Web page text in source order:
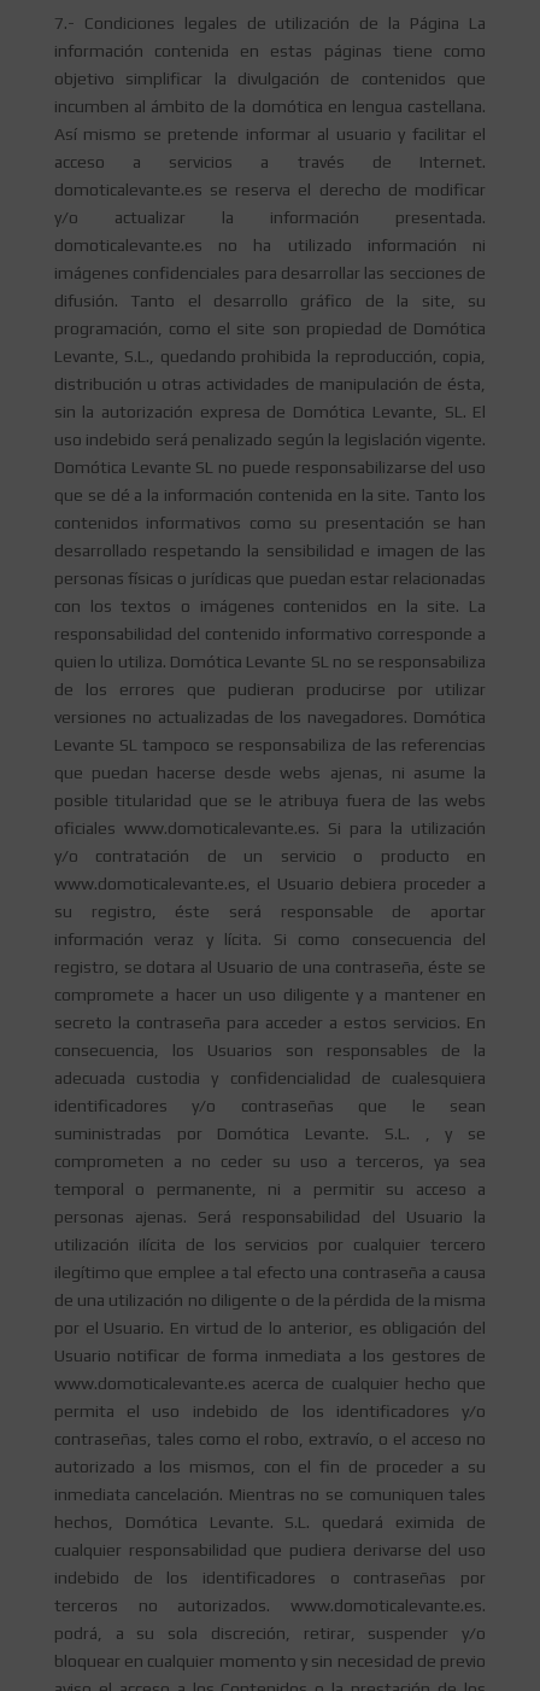
7.- Condiciones legales de utilización de la Página La
información contenida en estas páginas tiene como
objetivo simplificar la divulgación de contenidos que
incumben al ámbito de la domótica en lengua castellana.
Así mismo se pretende informar al usuario y facilitar el
acceso a servicios a través de Internet.
domoticalevante.es se reserva el derecho de modificar
y/o actualizar la información presentada.
domoticalevante.es no ha utilizado información ni
imágenes confidenciales para desarrollar las secciones de
difusión. Tanto el desarrollo gráfico de la site, su
programación, como el site son propiedad de Domótica
Levante, S.L., quedando prohibida la reproducción, copia,
distribución u otras actividades de manipulación de ésta,
sin la autorización expresa de Domótica Levante, SL. El
uso indebido será penalizado según la legislación vigente.
Domótica Levante SL no puede responsabilizarse del uso
que se dé a la información contenida en la site. Tanto los
contenidos informativos como su presentación se han
desarrollado respetando la sensibilidad e imagen de las
personas físicas o jurídicas que puedan estar relacionadas
con los textos o imágenes contenidos en la site. La
responsabilidad del contenido informativo corresponde a
quien lo utiliza. Domótica Levante SL no se responsabiliza
de los errores que pudieran producirse por utilizar
versiones no actualizadas de los navegadores. Domótica
Levante SL tampoco se responsabiliza de las referencias
que puedan hacerse desde webs ajenas, ni asume la
posible titularidad que se le atribuya fuera de las webs
oficiales www.domoticalevante.es. Si para la utilización
y/o contratación de un servicio o producto en
www.domoticalevante.es, el Usuario debiera proceder a
su registro, éste será responsable de aportar
información veraz y lícita. Si como consecuencia del
registro, se dotara al Usuario de una contraseña, éste se
compromete a hacer un uso diligente y a mantener en
secreto la contraseña para acceder a estos servicios. En
consecuencia, los Usuarios son responsables de la
adecuada custodia y confidencialidad de cualesquiera
identificadores y/o contraseñas que le sean
suministradas por Domótica Levante. S.L. , y se
comprometen a no ceder su uso a terceros, ya sea
temporal o permanente, ni a permitir su acceso a
personas ajenas. Será responsabilidad del Usuario la
utilización ilícita de los servicios por cualquier tercero
ilegítimo que emplee a tal efecto una contraseña a causa
de una utilización no diligente o de la pérdida de la misma
por el Usuario. En virtud de lo anterior, es obligación del
Usuario notificar de forma inmediata a los gestores de
www.domoticalevante.es acerca de cualquier hecho que
permita el uso indebido de los identificadores y/o
contraseñas, tales como el robo, extravío, o el acceso no
autorizado a los mismos, con el fin de proceder a su
inmediata cancelación. Mientras no se comuniquen tales
hechos, Domótica Levante. S.L. quedará eximida de
cualquier responsabilidad que pudiera derivarse del uso
indebido de los identificadores o contraseñas por
terceros no autorizados. www.domoticalevante.es.
podrá, a su sola discreción, retirar, suspender y/o
bloquear en cualquier momento y sin necesidad de previo